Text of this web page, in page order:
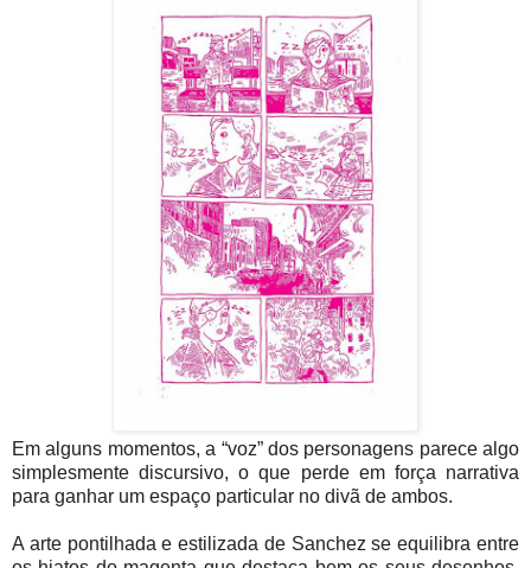
Em alguns momentos, a “voz” dos personagens parece algo
simplesmente discursivo, o que perde em força narrativa
para ganhar um espaço particular no divã de ambos.
A arte pontilhada e estilizada de Sanchez se equilibra entre